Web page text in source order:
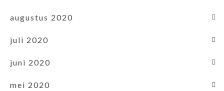
augustus 2020
juli 2020
juni 2020
mei 2020